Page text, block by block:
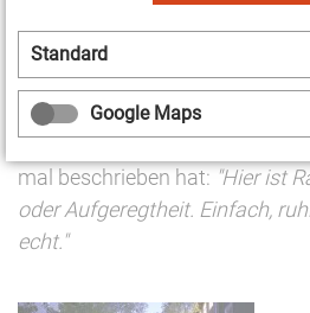
möglich sein. Sicher wird
Aber es gibt die berechtigte
ehemalige Ort der
weiterhin so bleibt wie eine
mal beschrieben hat: "Hier ist
oder Aufgeregtheit. Einfach,
echt."
Standard
Google Maps